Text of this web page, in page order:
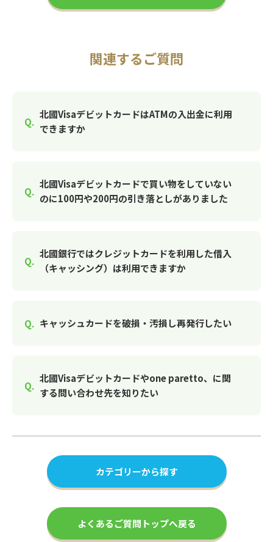
関連するご質問
北國VisaデビットカードはATMの入出金に利用
できますか
北國Visaデビットカードで買い物をしていない
のに100円や200円の引き落としがありました
北國銀行ではクレジットカードを利用した借入
（キャッシング）は利用できますか
キャッシュカードを破損・汚損し再発行したい
北國Visaデビットカードやone paretto、に関
する問い合わせ先を知りたい
カテゴリーから探す
よくあるご質問トップへ戻る